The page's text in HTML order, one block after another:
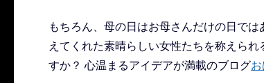
もちろん、母の日はお母さんだけの日で
えてくれた素晴らしい女性たちを称えら
すか？ 心温まるアイデアが満載のブログ